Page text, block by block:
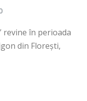
revine în perioada
din Floreşti,